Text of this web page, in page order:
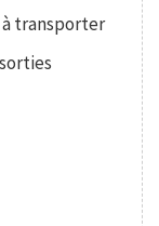
transporter